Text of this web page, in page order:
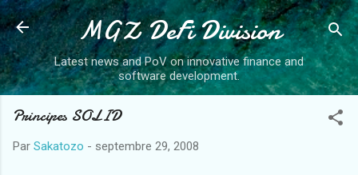
Accéder au contenu principal
MGZ DeFi Division
Latest news and PoV on innovative finance and
software development.
Principes SOLID
Par Sakatozo - septembre 29, 2008